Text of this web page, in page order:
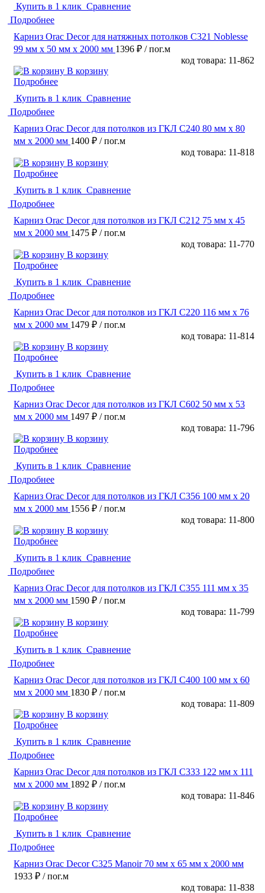
Купить в 1 клик Сравнение
Подробнее
Карниз Orac Decor для натяжных потолков C321 Noblesse
99 мм х 50 мм х 2000 мм 1396 ₽ / пог.м
код товара: 11-862
В корзину
Подробнее
Купить в 1 клик Сравнение
Подробнее
Карниз Orac Decor для потолков из ГКЛ C240 80 мм х 80
мм х 2000 мм 1400 ₽ / пог.м
код товара: 11-818
В корзину
Подробнее
Купить в 1 клик Сравнение
Подробнее
Карниз Orac Decor для потолков из ГКЛ C212 75 мм х 45
мм х 2000 мм 1475 ₽ / пог.м
код товара: 11-770
В корзину
Подробнее
Купить в 1 клик Сравнение
Подробнее
Карниз Orac Decor для потолков из ГКЛ C220 116 мм х 76
мм х 2000 мм 1479 ₽ / пог.м
код товара: 11-814
В корзину
Подробнее
Купить в 1 клик Сравнение
Подробнее
Карниз Orac Decor для потолков из ГКЛ C602 50 мм х 53
мм х 2000 мм 1497 ₽ / пог.м
код товара: 11-796
В корзину
Подробнее
Купить в 1 клик Сравнение
Подробнее
Карниз Orac Decor для потолков из ГКЛ C356 100 мм х 20
мм х 2000 мм 1556 ₽ / пог.м
код товара: 11-800
В корзину
Подробнее
Купить в 1 клик Сравнение
Подробнее
Карниз Orac Decor для потолков из ГКЛ C355 111 мм х 35
мм х 2000 мм 1590 ₽ / пог.м
код товара: 11-799
В корзину
Подробнее
Купить в 1 клик Сравнение
Подробнее
Карниз Orac Decor для потолков из ГКЛ C400 100 мм х 60
мм х 2000 мм 1830 ₽ / пог.м
код товара: 11-809
В корзину
Подробнее
Купить в 1 клик Сравнение
Подробнее
Карниз Orac Decor для потолков из ГКЛ C333 122 мм х 111
мм х 2000 мм 1892 ₽ / пог.м
код товара: 11-846
В корзину
Подробнее
Купить в 1 клик Сравнение
Подробнее
Карниз Orac Decor C325 Manoir 70 мм х 65 мм х 2000 мм
1933 ₽ / пог.м
код товара: 11-838